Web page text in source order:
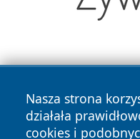
Nasza strona
działała
cookies i